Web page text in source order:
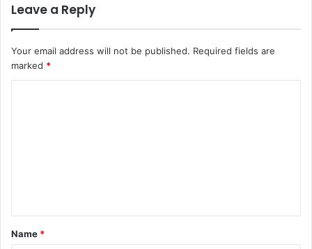
Leave a Reply
Your email address will not be published. Required fields are
marked *
t
*
Name *